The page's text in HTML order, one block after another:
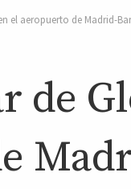
el aeropuerto de Madrid-
de